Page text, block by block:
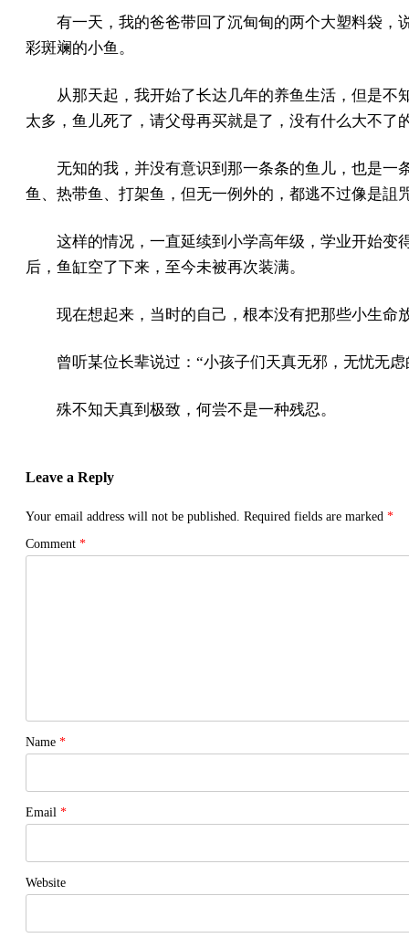
有一天，我的爸爸带回了沉甸甸的两个大塑料袋，
彩斑斓的小鱼。
从那天起，我开始了长达几年的养鱼生活，但是
太多，鱼儿死了，请父母再买就是了，没有什么大不了
无知的我，并没有意识到那一条条的鱼儿，也是一
鱼、热带鱼、打架鱼，但无一例外的，都逃不过像是詛
这样的情况，一直延续到小学高年级，学业开始变
后，鱼缸空了下来，至今未被再次装满。
现在想起来，当时的自己，根本没有把那些小生命
曾听某位长辈说过：“小孩子们天真无邪，无忧无
殊不知天真到极致，何尝不是一种残忍。
Leave a Reply
Your email address will not be published. Required fields are marked *
Comment *
Name *
Email *
Website